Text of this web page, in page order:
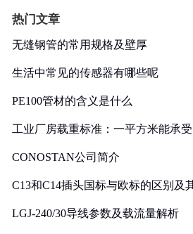
热门文章
无缝钢管的常用规格及壁厚
生活中常见的传感器有哪些呢
PE100管材的含义是什么
工业厂房载重标准：一平方米能承
CONOSTAN公司简介
C13和C14插头国标与欧标的区别及
LGJ-240/30导线参数及载流量解析